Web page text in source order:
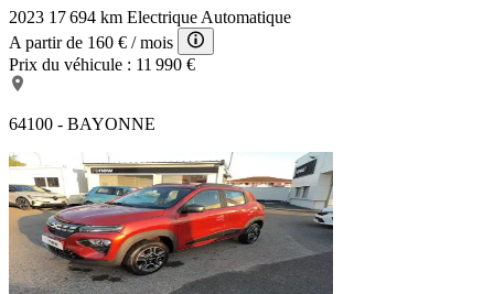
2023 17 694 km ElectriqueAutomatique
A partir de 160 € / mois
Prix du véhicule : 11 990 €
64100 - BAYONNE